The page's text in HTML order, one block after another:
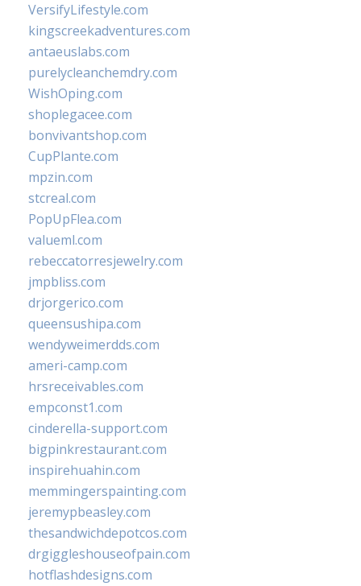
VersifyLifestyle.com
kingscreekadventures.com
antaeuslabs.com
purelycleanchemdry.com
WishOping.com
shoplegacee.com
bonvivantshop.com
CupPlante.com
mpzin.com
stcreal.com
PopUpFlea.com
valueml.com
rebeccatorresjewelry.com
jmpbliss.com
drjorgerico.com
queensushipa.com
wendyweimerdds.com
ameri-camp.com
hrsreceivables.com
empconst1.com
cinderella-support.com
bigpinkrestaurant.com
inspirehuahin.com
memmingerspainting.com
jeremypbeasley.com
thesandwichdepotcos.com
drgiggleshouseofpain.com
hotflashdesigns.com